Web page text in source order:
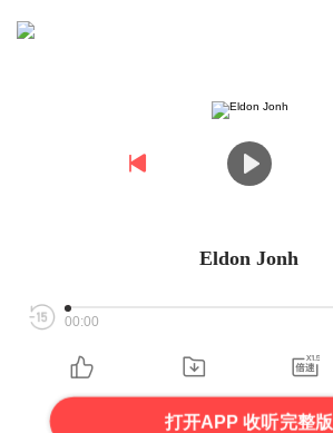
Eldon Jonh
00:00
打开APP 收听完整版